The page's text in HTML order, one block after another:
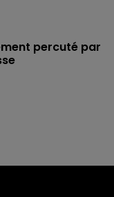
percuté par